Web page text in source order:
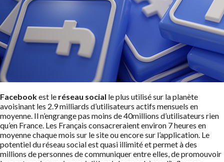
Facebookest le réseau social le plus utilisé sur la planète
avoisinant les 2.9 milliards d’utilisateurs actifs mensuels en
moyenne. Il n’engrange pas moins de 40millions d’utilisateurs rien
qu’en France. Les Français consacreraient environ 7 heures en
moyenne chaque mois sur le site ou encore sur l’application. Le
potentiel du réseau social est quasi illimité et permet à des
millions de personnes de communiquer entre elles, de promouvoir